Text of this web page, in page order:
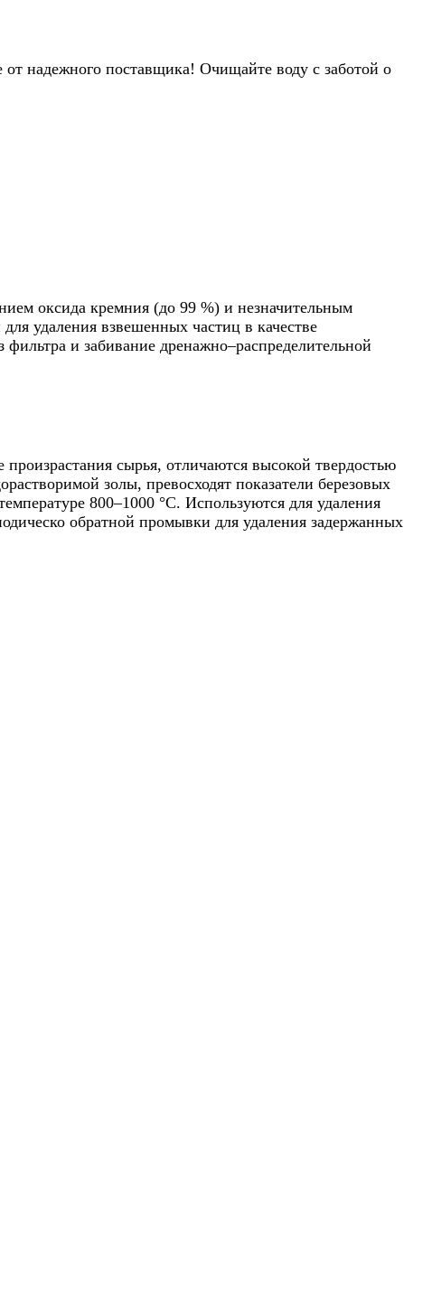
от надежного поставщика! Очищайте воду с заботой о
оксида кремния (до 99 %) и незначительным
удаления взвешенных частиц в качестве
и забивание дренажно–распределительной
сырья, отличаются высокой твердостью
золы, превосходят показатели березовых
800–1000 °С. Используются для удаления
обратной промывки для удаления задержанных